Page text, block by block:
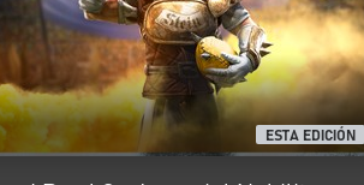
jugadores de todos los
de gestión y la posibilidad
(estadios, campos, tiempo
ESTA EDICIÓN